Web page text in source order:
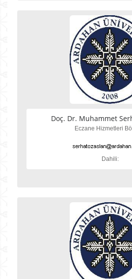
Doç. Dr. Muhammet
Eczane Hizmetleri
Dahili: